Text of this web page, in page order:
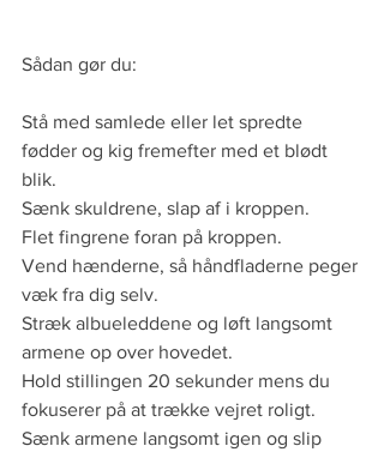
Sådan gør du:
Stå med samlede eller let spredte
fødder og kig fremefter med et blødt
blik.
Sænk skuldrene, slap af i kroppen.
Flet fingrene foran på kroppen.
Vend hænderne, så håndfladerne peger
væk fra dig selv.
Stræk albueleddene og løft langsomt
armene op over hovedet.
Hold stillingen 20 sekunder mens du
fokuserer på at trække vejret roligt.
Sænk armene langsomt igen og slip